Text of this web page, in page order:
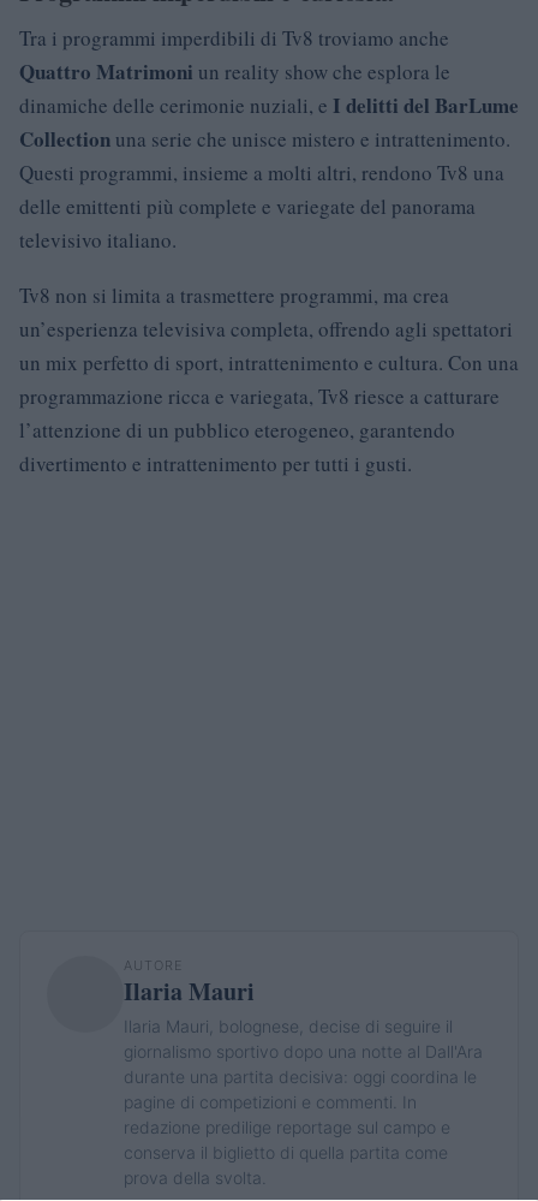
Tra i programmi imperdibili di Tv8 troviamo anche
Quattro Matrimoni un reality show che esplora le
dinamiche delle cerimonie nuziali, e I delitti del BarLume
Collection una serie che unisce mistero e intrattenimento.
Questi programmi, insieme a molti altri, rendono Tv8 una
delle emittenti più complete e variegate del panorama
televisivo italiano.
Tv8 non si limita a trasmettere programmi, ma crea
un’esperienza televisiva completa, offrendo agli spettatori
un mix perfetto di sport, intrattenimento e cultura. Con una
programmazione ricca e variegata, Tv8 riesce a catturare
l’attenzione di un pubblico eterogeneo, garantendo
divertimento e intrattenimento per tutti i gusti.
AUTORE
Ilaria Mauri
Ilaria Mauri, bolognese, decise di seguire il
giornalismo sportivo dopo una notte al Dall'Ara
durante una partita decisiva: oggi coordina le
pagine di competizioni e commenti. In
redazione predilige reportage sul campo e
conserva il biglietto di quella partita come
prova della svolta.